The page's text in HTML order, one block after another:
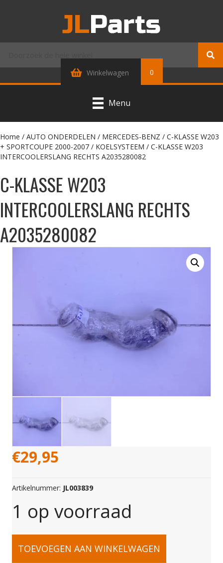
Winkelwagen 0
Menu
Home / AUTO ONDERDELEN / MERCEDES-BENZ / C-KLASSE W203
+ SPORTCOUPE 2000-2007 / KOELSYSTEEM / C-KLASSE W203
INTERCOOLERSLANG RECHTS A2035280082
C-KLASSE W203
INTERCOOLERSLANG RECHTS
A2035280082
€29,95
Artikelnummer: JL003839
1 op voorraad
C-
TOEVOEGEN AAN WINKELWAGEN